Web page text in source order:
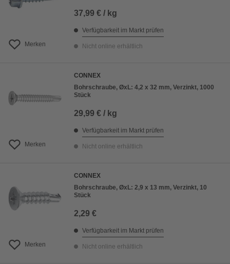
Merken
37,99 € / kg
Verfügbarkeit im Markt prüfen
Nicht online erhältlich
Merken
CONNEX
Bohrschraube, ØxL: 4,2 x 32 mm, Verzinkt, 1000
Stück
29,99 € / kg
Verfügbarkeit im Markt prüfen
Nicht online erhältlich
Merken
CONNEX
Bohrschraube, ØxL: 2,9 x 13 mm, Verzinkt, 10
Stück
2,29 €
Verfügbarkeit im Markt prüfen
Nicht online erhältlich